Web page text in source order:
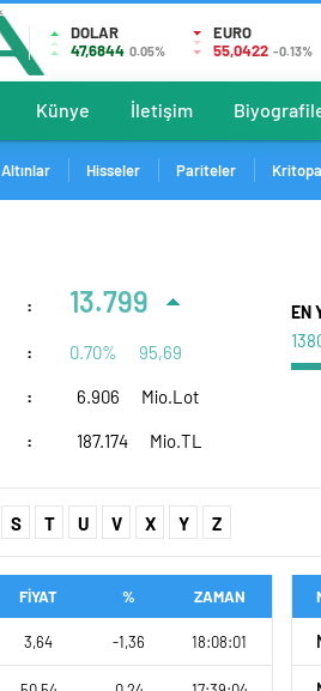
DOLAR
47,6844 0.05%
EURO
55,0422 -0.13%
Künye İletişim
Altınlar Hisseler Pariteler
: 13.799
: 0.70% 95,69
: 6.906 Mio.Lot
: 187.174 Mio.TL
EN
S T U V X Y Z
FİYAT % ZAMAN
3,64 -1,36 18:08:01